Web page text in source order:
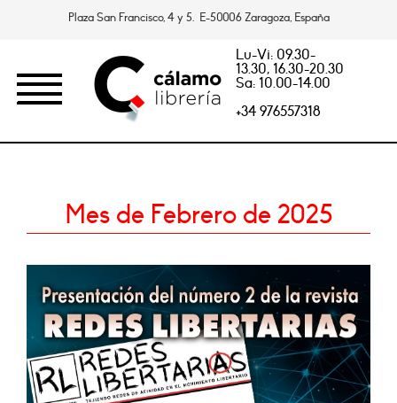
Plaza San Francisco, 4 y 5. E-50006 Zaragoza, España
Lu-Vi: 09.30-
13.30, 16.30-20.30
Sa: 10.00-14.00
+34 976557318
Mes de Febrero de 2025